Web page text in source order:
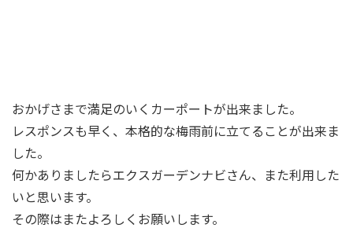
おかげさまで満足のいくカーポートが出来ました。
レスポンスも早く、本格的な梅雨前に立てることが出来ま
した。
何かありましたらエクスガーデンナビさん、また利用した
いと思います。
その際はまたよろしくお願いします。